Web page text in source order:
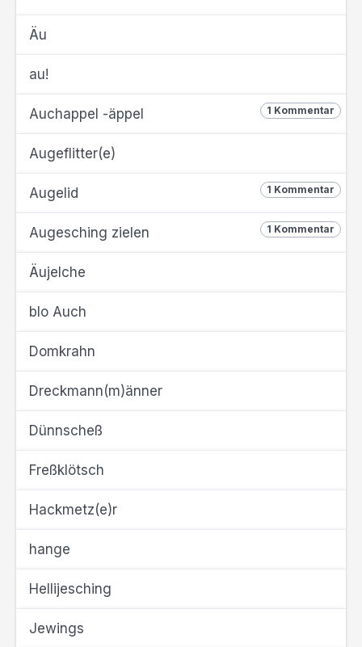
Äu
au!
1 Kommentar
Auchappel -äppel
Augeflitter(e)
1 Kommentar
Augelid
1 Kommentar
Augesching zielen
Äujelche
blo Auch
Domkrahn
Dreckmann(m)änner
Dünnscheß
Freßklötsch
Hackmetz(e)r
hange
Hellijesching
Jewings